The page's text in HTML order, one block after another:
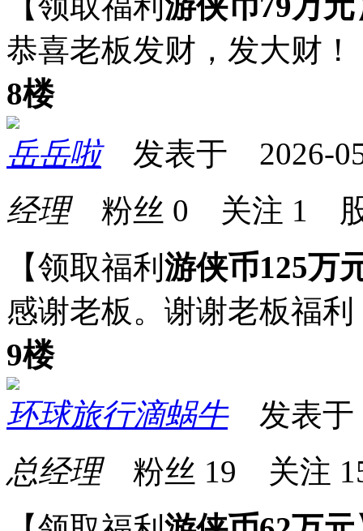
恭喜老板发财，发大财！
8楼
岳岳啦发表于 2026-
经理粉丝 0 关注 1
【领取福利 游侠币125万
感谢老板。谢谢老板福利
9楼
环球旅行滴蜗牛发表于
总经理粉丝 19 关注